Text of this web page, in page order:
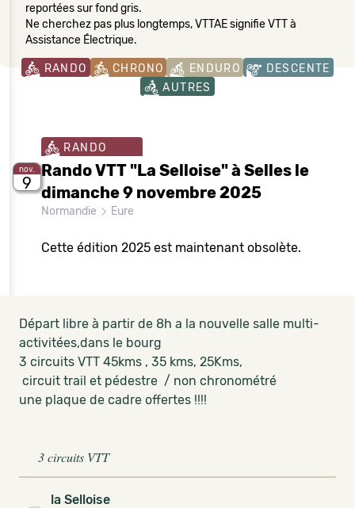
reportées sur fond gris.
Ne cherchez pas plus longtemps, VTTAE signifie VTT à
Assistance Électrique.
RANDO CHRONO ENDURO
DESCENTE
AUTRES
nov.
9
RANDO
Rando VTT "La Selloise" à Selles le
dimanche 9 novembre 2025
Normandie Eure
Cette édition 2025 est maintenant obsolète.
Départ libre à partir de 8h a la nouvelle salle multi-
activitées,dans le bourg
3 circuits VTT 45kms , 35 kms, 25Kms,
circuit trail et pédestre / non chronométré
une plaque de cadre offertes !!!!
3 circuits VTT
la Selloise